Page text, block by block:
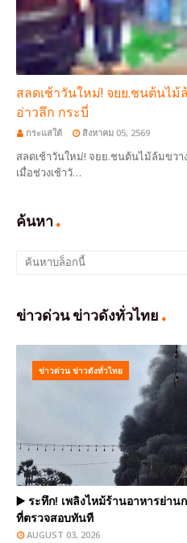
สลดเช้าวันใหม่! จยย.ชนต้นไ
อ่าวลึก กระบี่
กระแสใต้ สิงหาคม 05, 2569
สลดเช้าวันใหม่! จยย.ชนต้นไม้ล้มขว
เมื่อช่วงเช้าวั…
ค้นหา
ข่าวด่วน ข่าวดังทั่วไทย
ข่าวด่วน ข่าวดังทั่วไทย
▶️ ระทึก! เพลิงไหม้ร้านอาหารย่าน
ที่ตรวจสอบทันที
AUGUST 03, 2026